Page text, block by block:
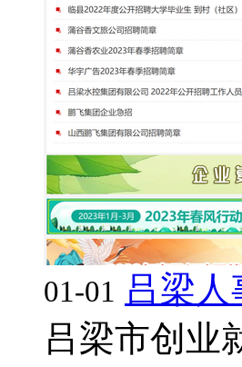
01-01 吕梁人
吕梁市创业